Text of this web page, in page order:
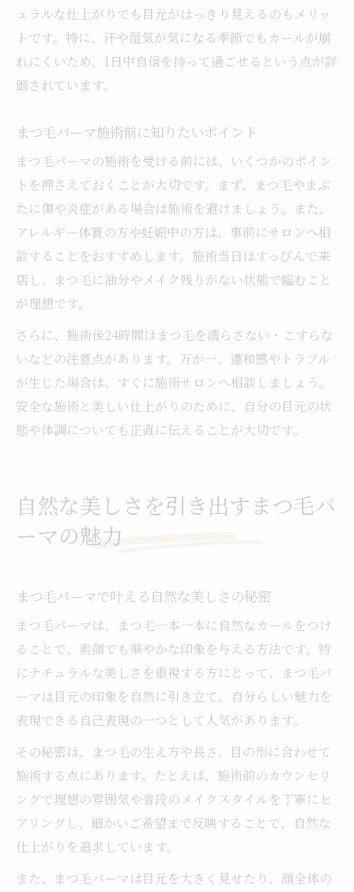
ュラルな仕上がりでも目元がはっきり見えるのもメリッ
トです。特に、汗や湿気が気になる季節でもカールが崩
れにくいため、1日中自信を持って過ごせるという点が評
価されています。
まつ毛パーマ施術前に知りたいポイント
まつ毛パーマの施術を受ける前には、いくつかのポイン
トを押さえておくことが大切です。まず、まつ毛やまぶ
たに傷や炎症がある場合は施術を避けましょう。また、
アレルギー体質の方や妊娠中の方は、事前にサロンへ相
談することをおすすめします。施術当日はすっぴんで来
店し、まつ毛に油分やメイク残りがない状態で臨むこと
が理想です。
さらに、施術後24時間はまつ毛を濡らさない・こすらな
いなどの注意点があります。万が一、違和感やトラブル
が生じた場合は、すぐに施術サロンへ相談しましょう。
安全な施術と美しい仕上がりのために、自分の目元の状
態や体調についても正直に伝えることが大切です。
自然な美しさを引き出すまつ毛パ
ーマの魅力
まつ毛パーマで叶える自然な美しさの秘密
まつ毛パーマは、まつ毛一本一本に自然なカールをつけ
ることで、素顔でも華やかな印象を与える方法です。特
にナチュラルな美しさを重視する方にとって、まつ毛パ
ーマは目元の印象を自然に引き立て、自分らしい魅力を
表現できる自己表現の一つとして人気があります。
その秘密は、まつ毛の生え方や長さ、目の形に合わせて
施術する点にあります。たとえば、施術前のカウンセリ
ングで理想の雰囲気や普段のメイクスタイルを丁寧にヒ
アリングし、細かいご希望まで反映することで、自然な
仕上がりを追求しています。
また、まつ毛パーマは目元を大きく見せたり、顔全体の